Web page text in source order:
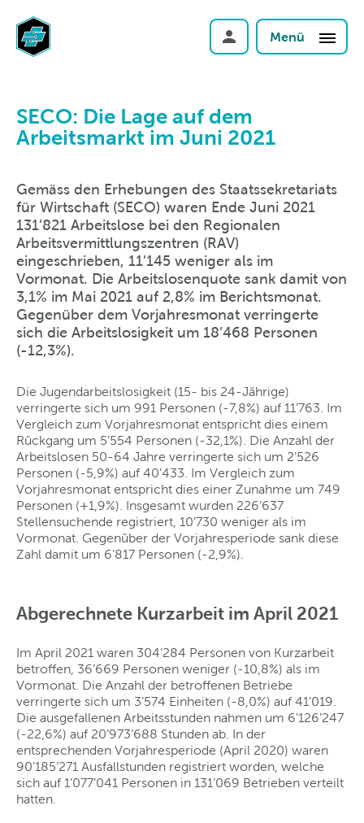
Menü
SECO: Die Lage auf dem
Arbeitsmarkt im Juni 2021
Gemäss den Erhebungen des Staatssekretariats
für Wirtschaft (SECO) waren Ende Juni 2021
131’821 Arbeitslose bei den Regionalen
Arbeitsvermittlungszentren (RAV)
eingeschrieben, 11’145 weniger als im
Vormonat. Die Arbeitslosenquote sank damit von
3,1% im Mai 2021 auf 2,8% im Berichtsmonat.
Gegenüber dem Vorjahresmonat verringerte
sich die Arbeitslosigkeit um 18’468 Personen
(-12,3%).
Die Jugendarbeitslosigkeit (15- bis 24-Jährige)
verringerte sich um 991 Personen (-7,8%) auf 11’763. Im
Vergleich zum Vorjahresmonat entspricht dies einem
Rückgang um 5’554 Personen (-32,1%). Die Anzahl der
Arbeitslosen 50-64 Jahre verringerte sich um 2’526
Personen (-5,9%) auf 40’433. Im Vergleich zum
Vorjahresmonat entspricht dies einer Zunahme um 749
Personen (+1,9%). Insgesamt wurden 226’637
Stellensuchende registriert, 10’730 weniger als im
Vormonat. Gegenüber der Vorjahresperiode sank diese
Zahl damit um 6’817 Personen (-2,9%).
Abgerechnete Kurzarbeit im April 2021
Im April 2021 waren 304’284 Personen von Kurzarbeit
betroffen, 36’669 Personen weniger (-10,8%) als im
Vormonat. Die Anzahl der betroffenen Betriebe
verringerte sich um 3’574 Einheiten (-8,0%) auf 41’019.
Die ausgefallenen Arbeitsstunden nahmen um 6’126’247
(-22,6%) auf 20’973’688 Stunden ab. In der
entsprechenden Vorjahresperiode (April 2020) waren
90’185’271 Ausfallstunden registriert worden, welche
sich auf 1’077’041 Personen in 131’069 Betrieben verteilt
hatten.